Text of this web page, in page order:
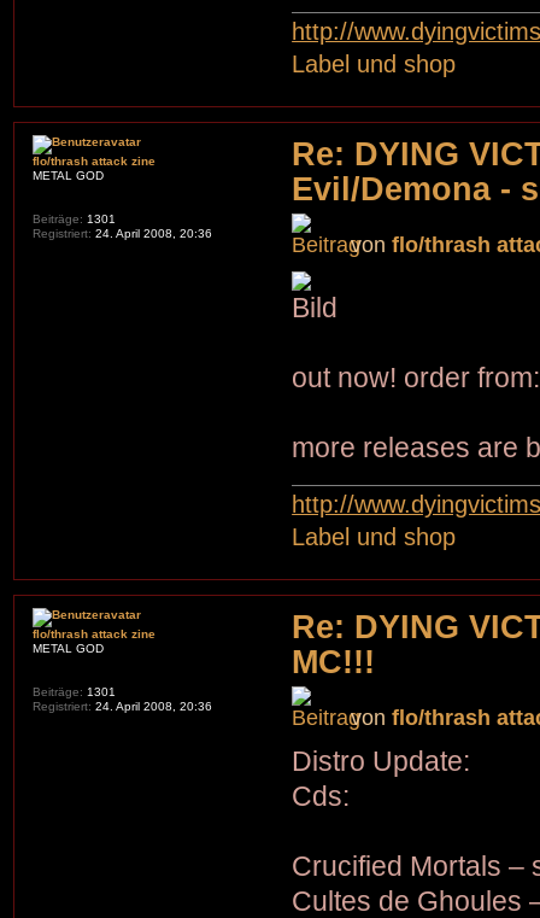
http://
Label und shop
Re: DYING
Evil/Demona -
vonflo/thrash
out now! order
more releases are
http://
Label und shop
flo/thrash attack zine
METAL GOD
Beiträge: 1301
Registriert: 24. April 2008, 20:36
Re: DYING
MC!!!
vonflo/thrash
Distro Update:
Cds:
Crucified Mortals –
Cultes de Ghoules
flo/thrash attack zine
METAL GOD
Beiträge: 1301
Registriert: 24. April 2008, 20:36